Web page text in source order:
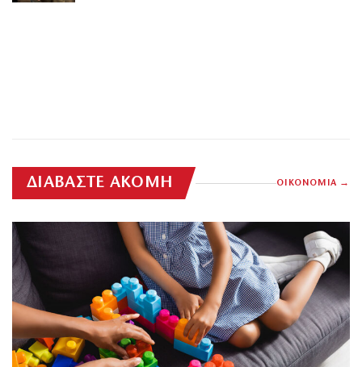
ΔΙΑΒΑΣΤΕ ΑΚΟΜΗ ΟΙΚΟΝΟΜΙΑ